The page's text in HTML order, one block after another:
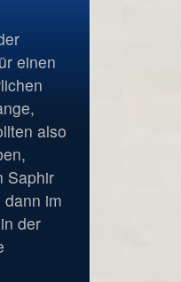
einen
also
Saphir
im
der